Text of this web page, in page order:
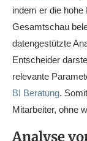
indem er die
Gesamtschau
datengestützte
Entscheider
relevante
BI Beratung.
Mitarbeiter, ohne
Analyse